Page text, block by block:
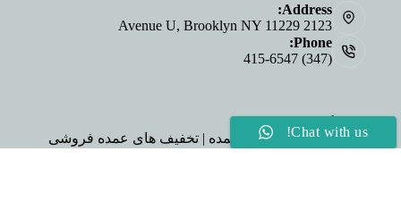
Address:
2123 Avenue U, Brooklyn NY 11229
Phone:
(347) 415-6547
خرید کنید
خرید انجیل به صورت عمده | تخفیف های عمده فروشی
Chat with us!